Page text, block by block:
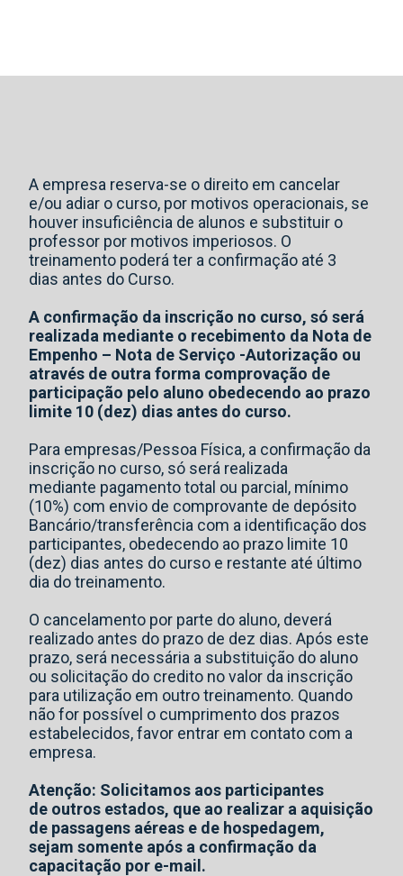
A empresa reserva-se o direito em cancelar
e/ou adiar o curso, por motivos operacionais, se
houver insuficiência de alunos e substituir o
professor por motivos imperiosos. O
treinamento poderá ter a confirmação até 3
dias antes do Curso.
A confirmação da inscrição no curso, só será
realizada mediante o recebimento da Nota de
Empenho – Nota de Serviço -Autorização ou
através de outra forma comprovação de
participação pelo aluno obedecendo ao prazo
limite 10 (dez) dias antes do curso.
Para empresas/Pessoa Física, a confirmação da
inscrição no curso, só será realizada
mediante pagamento total ou parcial, mínimo
(10%) com envio de comprovante de depósito
Bancário/transferência com a identificação dos
participantes, obedecendo ao prazo limite 10
(dez) dias antes do curso e restante até último
dia do treinamento.
O cancelamento por parte do aluno, deverá
realizado antes do prazo de dez dias. Após este
prazo, será necessária a substituição do aluno
ou solicitação do credito no valor da inscrição
para utilização em outro treinamento. Quando
não for possível o cumprimento dos prazos
estabelecidos, favor entrar em contato com a
empresa.
Atenção: Solicitamos aos participantes
de outros estados, que ao realizar a aquisição
de passagens aéreas e de hospedagem,
sejam somente após a confirmação da
capacitação por e-mail.